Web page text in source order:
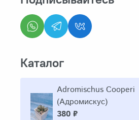
Каталог
Adromischus Cooperi
(Адромискус)
380 ₽